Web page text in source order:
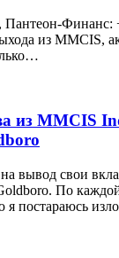
Пантеон-Финанс:
из MMCIS,
из MMCIS
вывод свои
По
я постараюсь